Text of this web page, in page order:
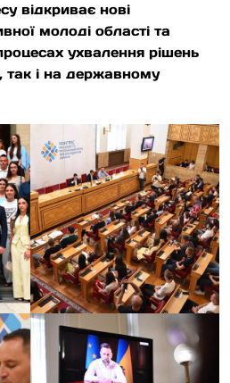
відкриває нові
молоді області та
ухвалення рішень
так і на державному